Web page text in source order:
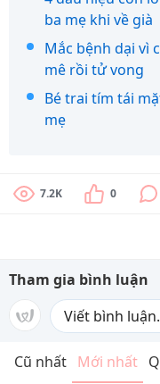
ba mẹ khi về già
Mắc bệnh dại vì
mê rồi tử vong
Bé trai tím tái
mẹ
7.2K 0
Tham gia bình luận
Cũ nhất Mới nhất